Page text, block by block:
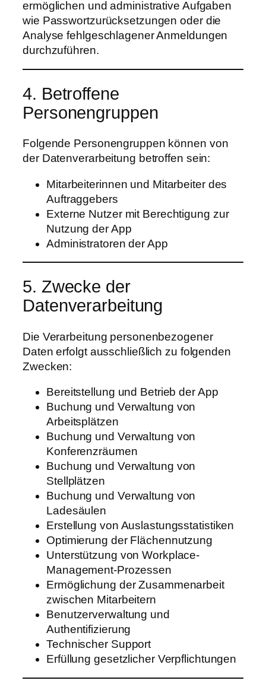
ermöglichen und administrative Aufgaben
wie Passwortzurücksetzungen oder die
Analyse fehlgeschlagener Anmeldungen
durchzuführen.
4. Betroffene
Personengruppen
Folgende Personengruppen können von
der Datenverarbeitung betroffen sein:
Mitarbeiterinnen und Mitarbeiter des
Auftraggebers
Externe Nutzer mit Berechtigung zur
Nutzung der App
Administratoren der App
5. Zwecke der
Datenverarbeitung
Die Verarbeitung personenbezogener
Daten erfolgt ausschließlich zu folgenden
Zwecken:
Bereitstellung und Betrieb der App
Buchung und Verwaltung von
Arbeitsplätzen
Buchung und Verwaltung von
Konferenzräumen
Buchung und Verwaltung von
Stellplätzen
Buchung und Verwaltung von
Ladesäulen
Erstellung von Auslastungsstatistiken
Optimierung der Flächennutzung
Unterstützung von Workplace-
Management-Prozessen
Ermöglichung der Zusammenarbeit
zwischen Mitarbeitern
Benutzerverwaltung und
Authentifizierung
Technischer Support
Erfüllung gesetzlicher Verpflichtungen